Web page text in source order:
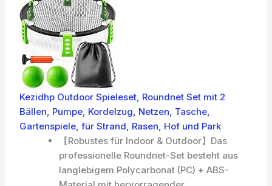
Kezidhp Outdoor Spieleset, Roundnet Set mit 2
Bällen, Pumpe, Kordelzug, Netzen, Tasche,
Gartenspiele, für Strand, Rasen, Hof und Park
【Robustes für Indoor & Outdoor】Das
professionelle Roundnet-Set besteht aus
langlebigem Polycarbonat (PC) + ABS-